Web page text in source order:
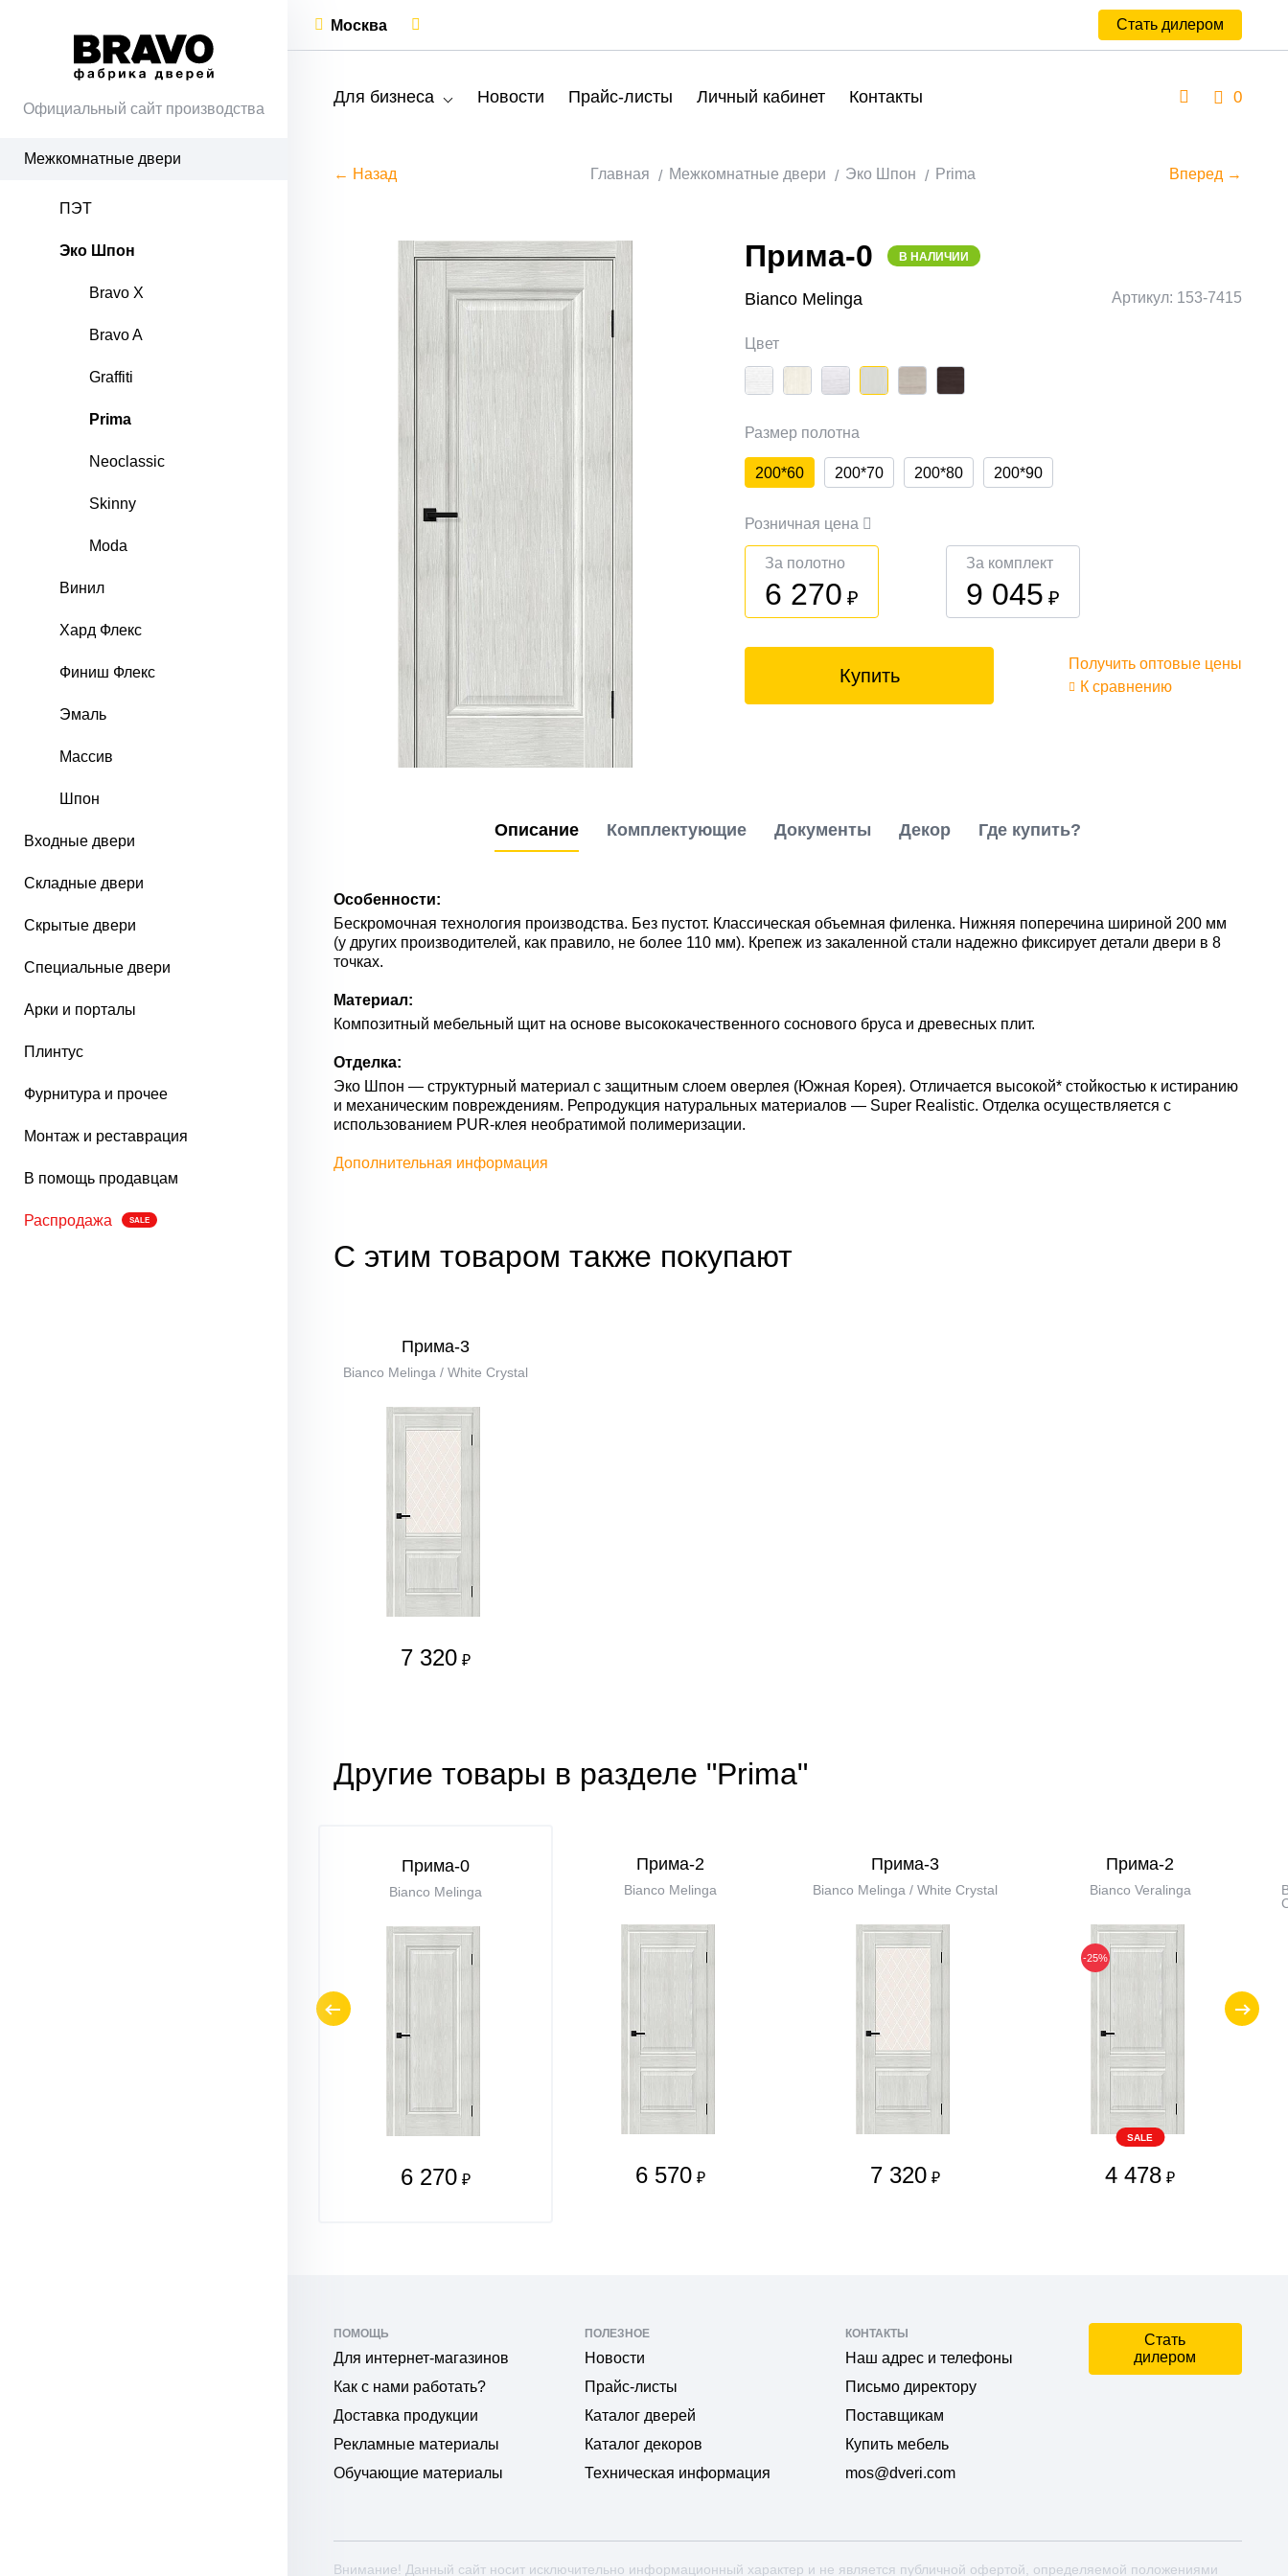
Официальный сайт производства
Межкомнатные двери
ПЭТ
Эко Шпон
Bravo X
Bravo A
Graffiti
Prima
Neoclassic
Skinny
Moda
Винил
Хард Флекс
Финиш Флекс
Эмаль
Массив
Шпон
Входные двери
Складные двери
Скрытые двери
Специальные двери
Арки и порталы
Плинтус
Фурнитура и прочее
Монтаж и реставрация
В помощь продавцам
Распродажа SALE
Москва Стать дилером
Для бизнеса Новости Прайс-листы Личный кабинет Контакты 0
← Назад Главная Межкомнатные двери Эко Шпон Prima Вперед →
Прима-0 В НАЛИЧИИ
Bianco Melinga Артикул: 153-7415
Цвет
Размер полотна
200*60 200*70 200*80 200*90
Розничная цена
За полотно
6 270 ₽
За комплект
9 045 ₽
Купить
Получить оптовые цены
К сравнению
Описание Комплектующие Документы Декор Где купить?
Особенности:
Бескромочная технология производства. Без пустот. Классическая объемная филенка. Нижняя поперечина шириной 200 мм
(у других производителей, как правило, не более 110 мм). Крепеж из закаленной стали надежно фиксирует детали двери в 8
точках.
Материал:
Композитный мебельный щит на основе высококачественного соснового бруса и древесных плит.
Отделка:
Эко Шпон — структурный материал с защитным слоем оверлея (Южная Корея). Отличается высокой* стойкостью к истиранию
и механическим повреждениям. Репродукция натуральных материалов — Super Realistic. Отделка осуществляется с
использованием PUR-клея необратимой полимеризации.
Дополнительная информация
С этим товаром также покупают
Прима-3
Bianco Melinga / White Сrystal
7 320 ₽
Другие товары в разделе "Prima"
Прима-0
Bianco Melinga
6 270 ₽
Прима-2
Bianco Melinga
6 570 ₽
Прима-3
Bianco Melinga / White Сrystal
7 320 ₽
Прима-2
Bianco Veralinga
-25%
SALE
4 478 ₽
ПОМОЩЬ
Для интернет-магазинов
Как с нами работать?
Доставка продукции
Рекламные материалы
Обучающие материалы
ПОЛЕЗНОЕ
Новости
Прайс-листы
Каталог дверей
Каталог декоров
Техническая информация
КОНТАКТЫ
Наш адрес и телефоны
Письмо директору
Поставщикам
Купить мебель
mos@dveri.com
Стать
дилером
Внимание! Данный сайт носит исключительно информационный характер и не является публичной офертой, определяемой положениями